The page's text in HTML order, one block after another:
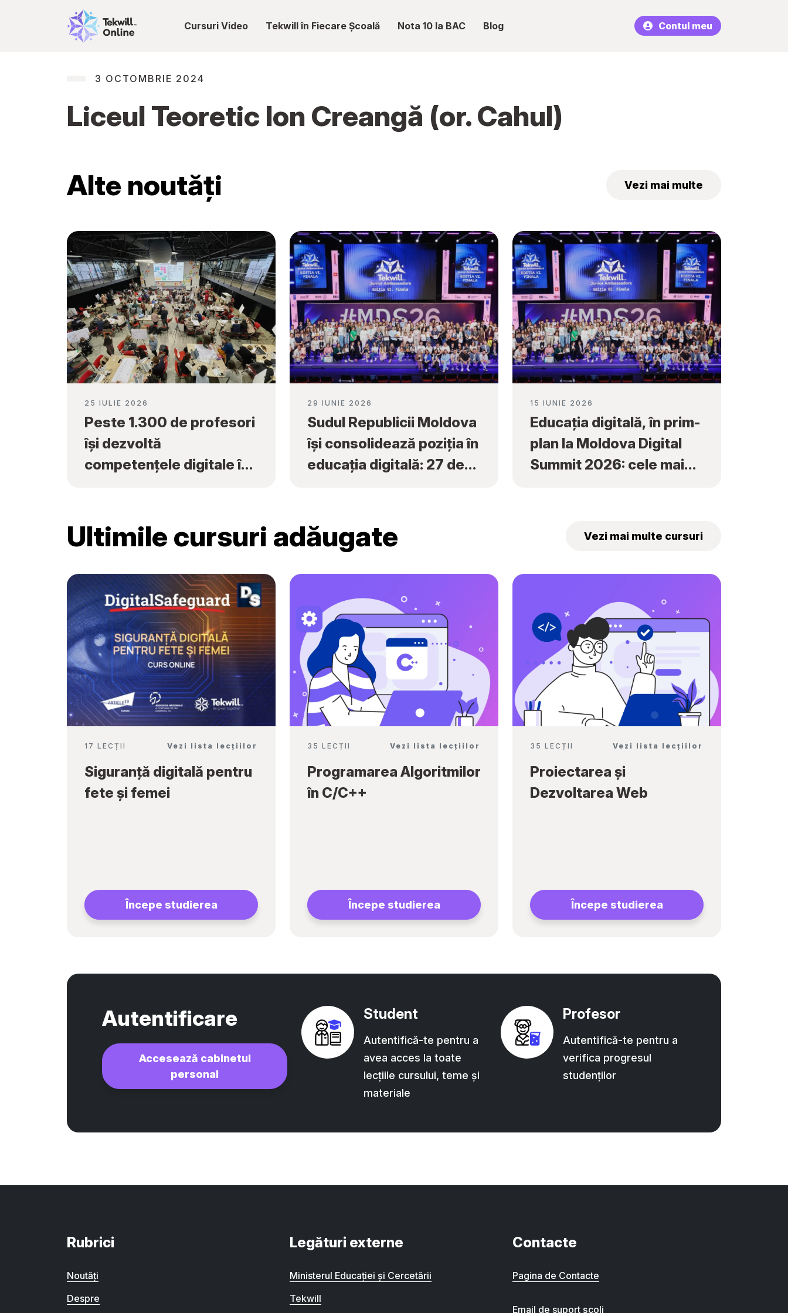
Cursuri Video Tekwill în Fiecare Școală Nota 10 la BAC Blog Contul meu
3 OCTOMBRIE 2024
Liceul Teoretic Ion Creangă (or. Cahul)
Alte noutăți
Vezi mai multe
25 IULIE 2026
Peste 1.300 de profesori
își dezvoltă
competențele digitale în
Școală”
29 IUNIE 2026
Sudul Republicii Moldova
își consolidează poziția în
educația digitală: 27 de
Ambassadors”
15 IUNIE 2026
Educația digitală, în prim-
plan la Moldova Digital
Summit 2026: cele mai
„Tekwill Junior
Ultimile cursuri adăugate Vezi mai multe cursuri
17 LECȚII Vezi lista lecțiilor
Siguranță digitală pentru
fete și femei
Începe studierea
35 LECȚII Vezi lista lecțiilor
Programarea Algoritmilor
în C/C++
Începe studierea
35 LECȚII Vezi lista lecțiilor
Proiectarea și
Dezvoltarea Web
Începe studierea
Autentificare
Accesează cabinetul
personal
Student
Autentifică-te pentru a
avea acces la toate
lecțiile cursului, teme și
materiale
Profesor
Autentifică-te pentru a
verifica progresul
studenților
Rubrici
Noutăți
Despre
Legături externe
Ministerul Educației și Cercetării
Tekwill
Contacte
Pagina de Contacte
Email de suport școli